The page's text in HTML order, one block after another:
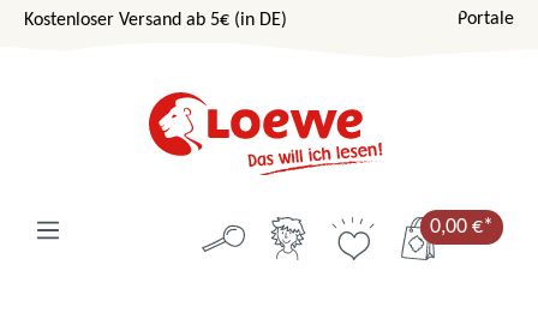
Zum Hauptinhalt springen
Kostenloser Versand ab 5€ (in DE) Portale
0,00 €*